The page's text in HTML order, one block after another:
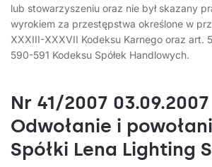
lub stowarzyszeniu oraz nie był skazany
wyrokiem za przestępstwa określone w
XXXIII-XXXVII Kodeksu Karnego oraz art.
590-591 Kodeksu Spółek Handlowych.
Nr 41/2007 03.09.2007
Odwołanie i
Spółki Lena Lighting